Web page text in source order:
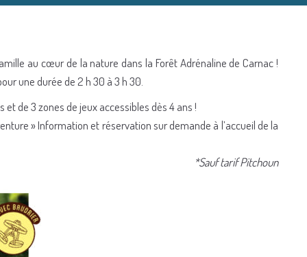
au cœur de la nature dans la Forêt Adrénaline de Carnac !
une durée de 2 h 30 à 3 h 30.
de 3 zones de jeux accessibles dès 4 ans !
» Information et réservation sur demande à l’accueil de la
*Sauf tarif Pitchoun